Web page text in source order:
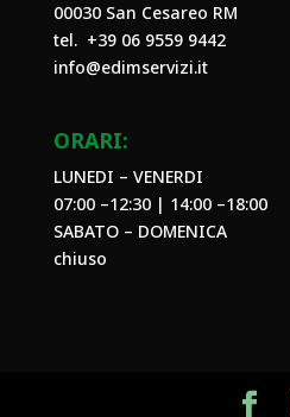
00030 San Cesareo RM
tel. +39 06 9559 9442
info@edimservizi.it
ORARI:
LUNEDI – VENERDI
07:00 –12:30 | 14:00 –18:00
SABATO – DOMENICA
chiuso